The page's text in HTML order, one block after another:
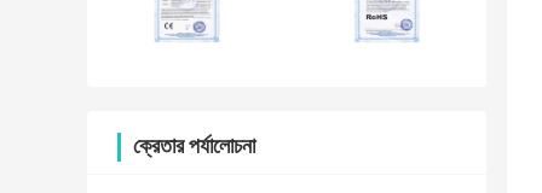
ক্রেতার পর্যালোচনা